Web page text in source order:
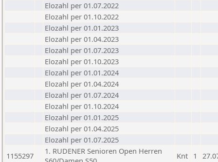
Elozahl per 01.07.2022
Elozahl per 01.10.2022
Elozahl per 01.01.2023
Elozahl per 01.04.2023
Elozahl per 01.07.2023
Elozahl per 01.10.2023
Elozahl per 01.01.2024
Elozahl per 01.04.2024
Elozahl per 01.07.2024
Elozahl per 01.10.2024
Elozahl per 01.01.2025
Elozahl per 01.04.2025
Elozahl per 01.07.2025
1155297
1. RUDENER Senioren Open Herren
Knt 1